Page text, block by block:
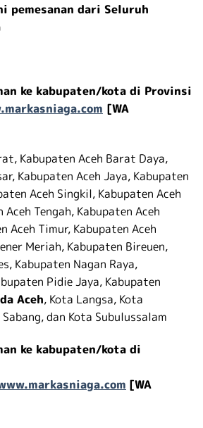
pemesanan dari Seluruh
ke kabupaten/kota di Provinsi
[WA
Kabupaten Aceh Barat Daya,
Kabupaten Aceh Jaya, Kabupaten
Aceh Singkil, Kabupaten Aceh
Tengah, Kabupaten Aceh
Aceh Timur, Kabupaten Aceh
Meriah, Kabupaten Bireuen,
Kabupaten Nagan Raya,
Pidie Jaya, Kabupaten
Aceh, Kota Langsa, Kota
dan Kota Subulussalam
ke kabupaten/kota di
[WA